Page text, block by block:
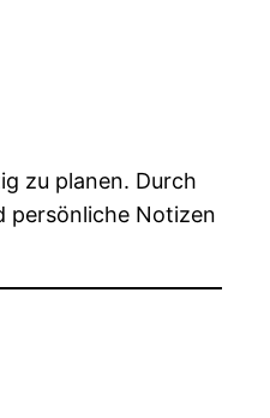
zu planen. Durch
persönliche Notizen